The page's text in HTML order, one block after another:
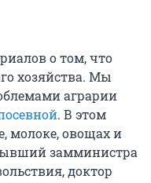
о том, что
хозяйства. Мы
аграрии
. В этом
молоке, овощах и
замминистра
доктор